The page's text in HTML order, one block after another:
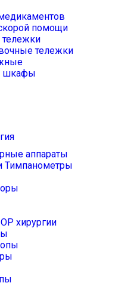
помощи
тележки
шкафы
аппараты
Тимпанометры
хирургии